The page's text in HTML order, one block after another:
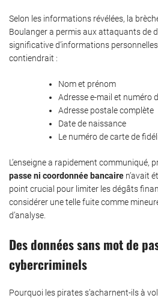
Selon les informations révélées, la
Boulanger a permis aux attaquants de
significative d’informations
contiendrait :
Nom et prénom
Adresse e-mail et numéro
Adresse postale complète
Date de naissance
Le numéro de carte de
L’enseigne a rapidement communiqué,
passe ni coordonnée bancaire n’avait
point crucial pour limiter les dégâts
considérer une telle fuite comme
d’analyse.
Des données sans mot de
cybercriminels
Pourquoi les pirates s’acharnent-ils à